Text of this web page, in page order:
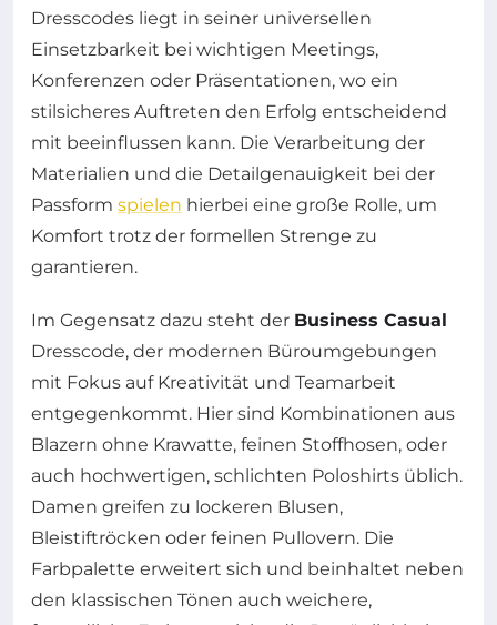
Dresscodes liegt in seiner universellen
Einsetzbarkeit bei wichtigen Meetings,
Konferenzen oder Präsentationen, wo ein
stilsicheres Auftreten den Erfolg entscheidend
mit beeinflussen kann. Die Verarbeitung der
Materialien und die Detailgenauigkeit bei der
Passform spielen hierbei eine große Rolle, um
Komfort trotz der formellen Strenge zu
garantieren.
Im Gegensatz dazu steht der Business Casual
Dresscode, der modernen Büroumgebungen
mit Fokus auf Kreativität und Teamarbeit
entgegenkommt. Hier sind Kombinationen aus
Blazern ohne Krawatte, feinen Stoffhosen, oder
auch hochwertigen, schlichten Poloshirts üblich.
Damen greifen zu lockeren Blusen,
Bleistiftröcken oder feinen Pullovern. Die
Farbpalette erweitert sich und beinhaltet neben
den klassischen Tönen auch weichere,